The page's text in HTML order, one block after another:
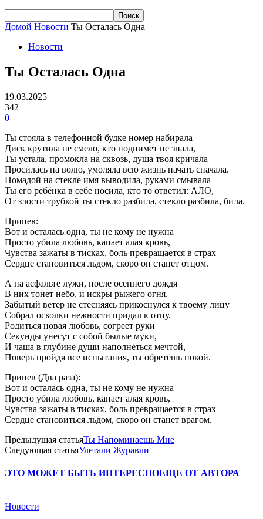
Домой Новости Ты Осталась Одна
Новости
Ты Осталась Одна
19.03.2025
342
0
Ты стояла в телефонной будке номер набирала
Диск крутила не смело, кто поднимет не знала,
Ты устала, промокла на сквозь, душа твоя кричала
Просилась на волю, умоляла всю жизнь начать сначала.
Помадой на стекле имя выводила, руками смывала
Ты его ребёнка в себе носила, кто то ответил: АЛО,
От злости трубкой ты стекло разбила, стекло разбила, била.
Припев:
Вот и осталась одна, ты не кому не нужна
Просто убила любовь, капает алая кровь,
Чувства зажаты в тисках, боль превращается в страх
Сердце становиться льдом, скоро он станет отцом.
А на асфальте лужи, после осеннего дождя
В них тонет небо, и искры рыжего огня,
Забытый ветер не стесняясь прикоснулся к твоему лицу
Собрал осколки нежности придал к отцу.
Родиться новая любовь, согреет руки
Секунды унесут с собой былые муки,
И чаша в глубине души наполнеться мечтой,
Поверь пройдя все испытания, ты обретёшь покой.
Припев (Два раза):
Вот и осталась одна, ты не кому не нужна
Просто убила любовь, капает алая кровь,
Чувства зажаты в тисках, боль превращается в страх
Сердце становиться льдом, скоро он станет врагом.
Предыдущая статьяТы Напоминаешь Мне
Следующая статьяУлетали Журавли
ЭТО МОЖЕТ БЫТЬ ИНТЕРЕСНОЕЩЕ ОТ АВТОРА
Новости